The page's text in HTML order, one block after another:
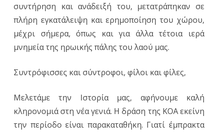
συντήρηση και ανάδειξή του, μετατράπηκαν σε
πλήρη εγκατάλειψη και ερημοποίηση του χώρου,
μέχρι σήμερα, όπως και για άλλα τέτοια ιερά
μνημεία της ηρωικής πάλης του λαού μας.
Συντρόφισσες και σύντροφοι, φίλοι και φίλες,
Μελετάμε την Ιστορία μας, αφήνουμε καλή
κληρονομιά στη νέα γενιά. Η δράση της ΚΟΑ εκείνη
την περίοδο είναι παρακαταθήκη. Γιατί έμπρακτα